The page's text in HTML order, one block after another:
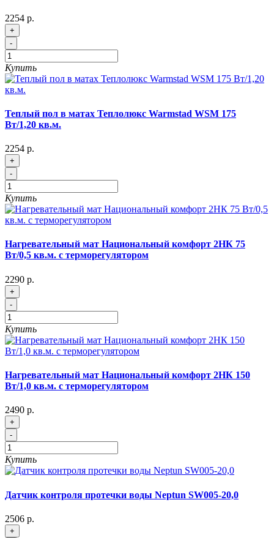
2254 р.
+
-
Купить
Теплый пол в матах Теплолюкс Warmstad WSM 175
Вт/1,20 кв.м.
2254 р.
+
-
Купить
Нагревательный мат Национальный комфорт 2НК 75
Вт/0,5 кв.м. с терморегулятором
2290 р.
+
-
Купить
Нагревательный мат Национальный комфорт 2НК 150
Вт/1,0 кв.м. с терморегулятором
2490 р.
+
-
Купить
Датчик контроля протечки воды Neptun SW005-20,0
2506 р.
+